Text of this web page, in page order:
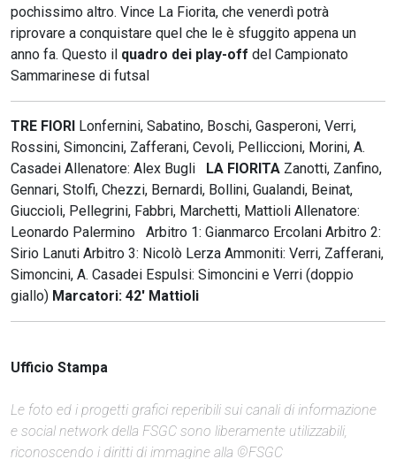
pochissimo altro. Vince La Fiorita, che venerdì potrà
riprovare a conquistare quel che le è sfuggito appena un
anno fa. Questo il quadro dei play-off del Campionato
Sammarinese di futsal
TRE FIORI Lonfernini, Sabatino, Boschi, Gasperoni, Verri,
Rossini, Simoncini, Zafferani, Cevoli, Pelliccioni, Morini, A.
Casadei Allenatore: Alex Bugli LA FIORITA Zanotti, Zanfino,
Gennari, Stolfi, Chezzi, Bernardi, Bollini, Gualandi, Beinat,
Giuccioli, Pellegrini, Fabbri, Marchetti, Mattioli Allenatore:
Leonardo Palermino Arbitro 1: Gianmarco Ercolani Arbitro 2:
Sirio Lanuti Arbitro 3: Nicolò Lerza Ammoniti: Verri, Zafferani,
Simoncini, A. Casadei Espulsi: Simoncini e Verri (doppio
giallo) Marcatori: 42' Mattioli
Ufficio Stampa
Le foto ed i progetti grafici reperibili sui canali di informazione
e social network della FSGC sono liberamente utilizzabili,
riconoscendo i diritti di immagine alla ©FSGC